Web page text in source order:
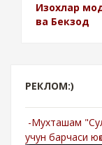
Изохлар
ва Бекзод
РЕКЛОМ:)
-Мухташам
учун барчаси